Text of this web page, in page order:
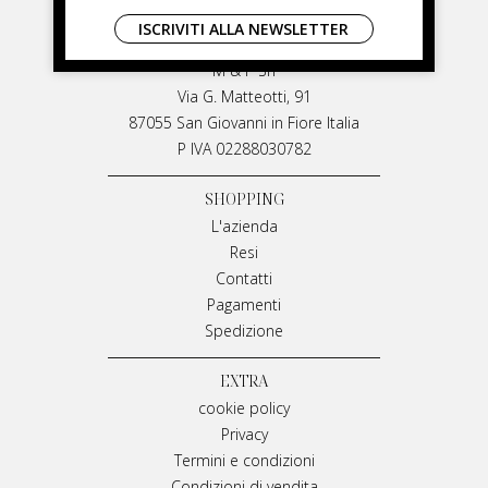
LIVIANA MIRARCHI
M & P Srl
Via G. Matteotti, 91
87055 San Giovanni in Fiore Italia
P IVA 02288030782
SHOPPING
L'azienda
Resi
Contatti
Pagamenti
Spedizione
EXTRA
cookie policy
Privacy
Termini e condizioni
ISCRIVITI ALLA NEWSLETTER